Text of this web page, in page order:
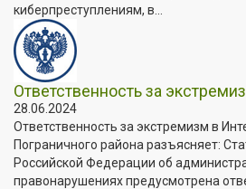
киберпреступлениям, в...
Ответственность за
28.06.2024
Ответственность за экстремизм в
Пограничного района разъясняет:
Российской Федерации об
правонарушениях предусмотрена